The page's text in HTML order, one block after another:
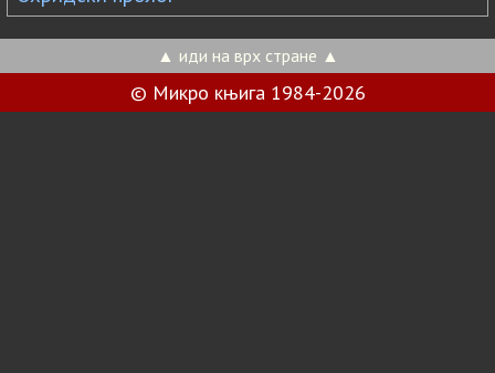
▲ иди на врх стране ▲
© Микро књига 1984-2026